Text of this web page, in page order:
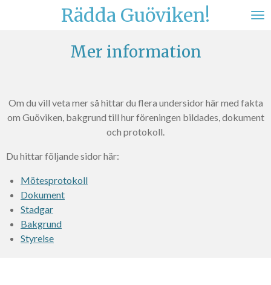
Rädda Guöviken!
Mer information
Om du vill veta mer så hittar du flera undersidor här med fakta
om Guöviken, bakgrund till hur föreningen bildades, dokument
och protokoll.
Du hittar följande sidor här:
Mötesprotokoll
Dokument
Stadgar
Bakgrund
Styrelse